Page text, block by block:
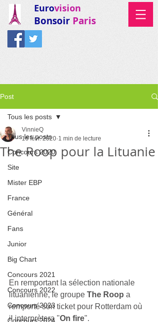
Eurovision
Bonsoir Paris
Post
Tous les posts
Concours 2020
Site
Mister EBP
France
Général
Fans
Junior
Big Chart
Concours 2021
Concours 2022
Concours 2023
Tous les posts
The Roop pour la Lituanie
VinnieQ
16 févr. 2020 1 min de lecture
En remportant la sélection nationale
lituanienne, le groupe The Roop a
remporté son ticket pour Rotterdam où
il interprètera "On fire".